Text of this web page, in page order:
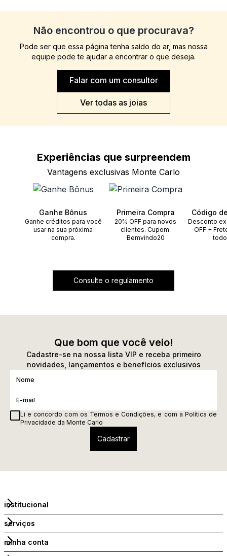
Não encontrou o que procurava?
Pode ser que essa página tenha saído do ar, mas nossa
equipe pode te ajudar a encontrar o que deseja.
Falar com um consultor
Ver todas as joias
Experiências que surpreendem
Vantagens exclusivas Monte Carlo
Ganhe Bônus
Ganhe créditos para você
usar na sua próxima
compra.
Primeira Compra
20% OFF para novos
clientes. Cupom:
Bemvindo20
Código
Desconto
OFF +
Consulte o regulamento
Que bom que você veio!
Cadastre-se na nossa lista VIP e receba primeiro
novidades, lançamentos e benefícios exclusivos
Li e concordo com os Termos e Condições, e com a Política de
Privacidade da Monte Carlo
institucional
serviços
minha conta